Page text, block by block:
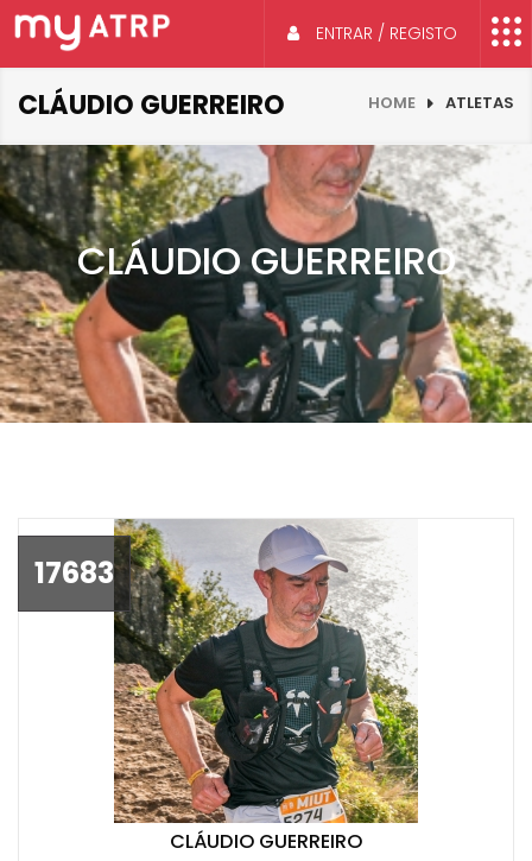
ENTRAR / REGISTO
CLÁUDIO GUERREIRO HOME ATLETAS
CLÁUDIO GUERREIRO
17683
CLÁUDIO GUERREIRO